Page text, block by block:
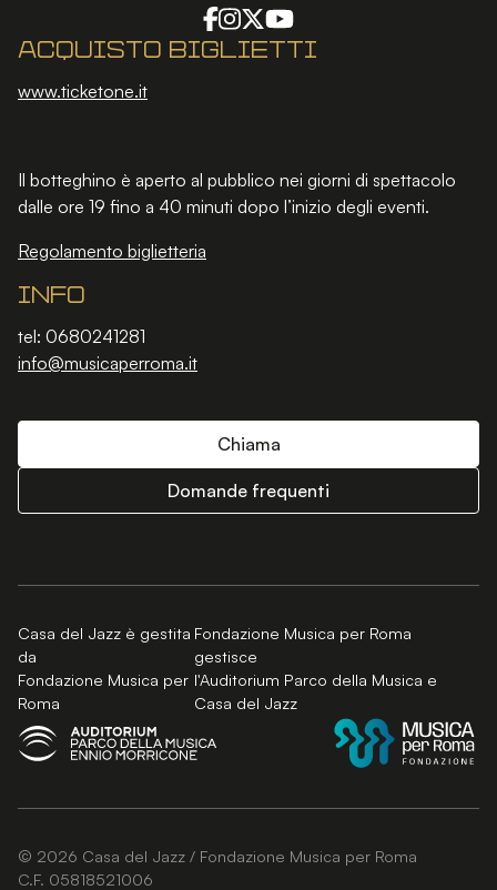
Acquisto biglietti
www.ticketone.it
Il botteghino è aperto al pubblico nei giorni di spettacolo
dalle ore 19 fino a 40 minuti dopo l’inizio degli eventi.
Regolamento biglietteria
Info
tel: 0680241281
info@musicaperroma.it
Chiama
Domande frequenti
Casa del Jazz è gestita
da
Fondazione Musica per
Roma
Fondazione Musica per Roma
gestisce
l'Auditorium Parco della Musica e
Casa del Jazz
© 2026 Casa del Jazz / Fondazione Musica per Roma
C.F. 05818521006